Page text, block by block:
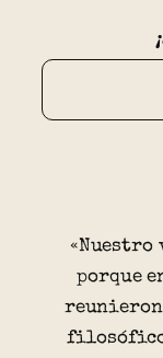
porque
reunieron
filosófico